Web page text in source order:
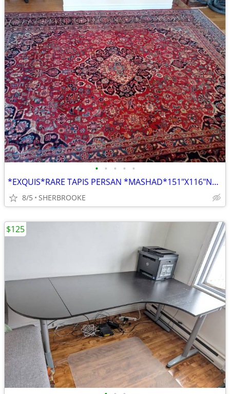
• • • • •
*EXQUIS*RARE TAPIS PERSAN *MASHAD*151"X116"NOUE MAIN PURE LAINE VIERGE
8/5 SHERBROOKE
$125